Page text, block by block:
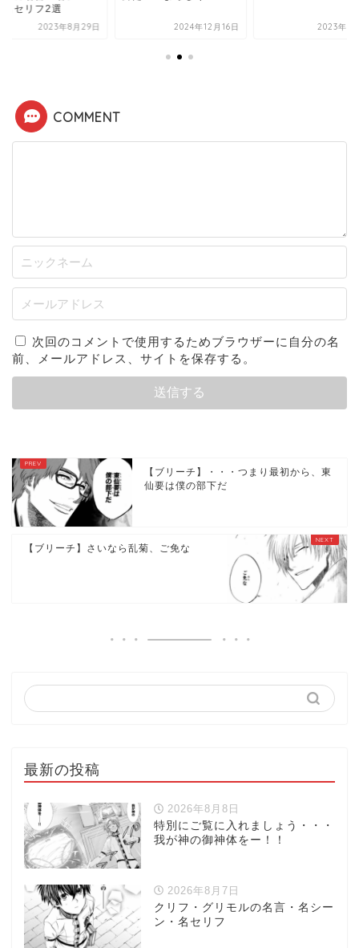
名セリフ2選
2023年8月29日 2024年12月16日 2023年8
COMMENT
次回のコメントで使用するためブラウザーに自分の名
前、メールアドレス、サイトを保存する。
【ブリーチ】・・・つまり最初から、東
仙要は僕の部下だ
【ブリーチ】さいなら乱菊、ご免な
最新の投稿
2026年8月8日
特別にご覧に入れましょう・・・
我が神の御神体をー！！
2026年8月7日
クリフ・グリモルの名言・名シー
ン・名セリフ